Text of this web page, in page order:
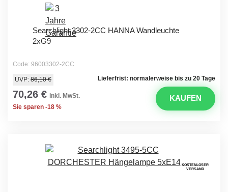
Searchlight 3302-2CC HANNA Wandleuchte
2xG9
Code: 96003302-2CC
Lieferfrist: normalerweise bis zu 20 Tage
UVP: 86,10 €
70,26 € inkl. MwSt.
Sie sparen -18 %
KAUFEN
KOSTENLOSER
VERSAND